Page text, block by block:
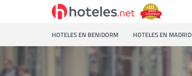
HOTELES EN BENIDORM HOTELES EN MADRID